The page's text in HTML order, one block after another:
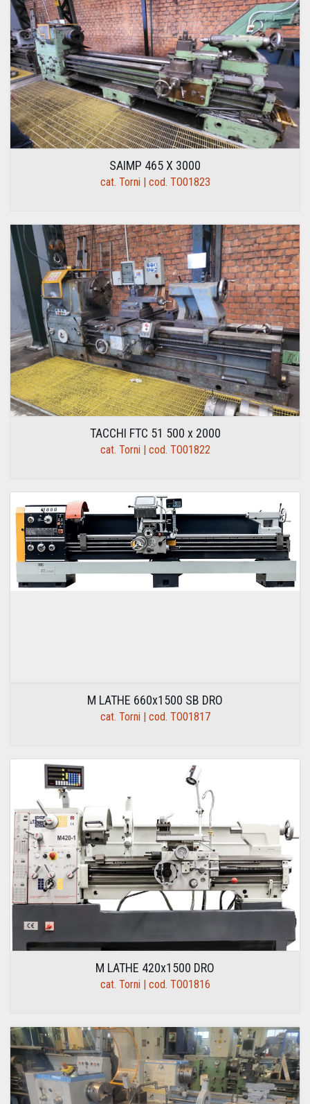
SAIMP 465 X 3000
cat. Torni | cod. TO01823
TACCHI FTC 51 500 x 2000
cat. Torni | cod. TO01822
M LATHE 660x1500 SB DRO
cat. Torni | cod. TO01817
M LATHE 420x1500 DRO
cat. Torni | cod. TO01816